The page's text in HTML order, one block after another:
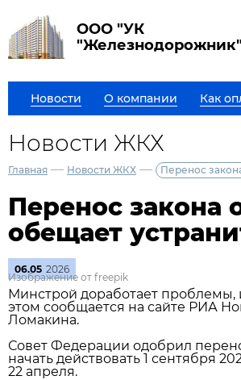
ООО "УК
"Железнодорожник"
Новости О компании Как
Новости ЖКХ
Главная — Новости ЖКХ — Перенос
Перенос закона
обещает
06.05 2026
Изображение от freepik
Минстрой доработает проблемы,
этом сообщается на сайте РИА
Ломакина.
Совет Федерации одобрил
начать действовать 1 сентября
22 апреля.